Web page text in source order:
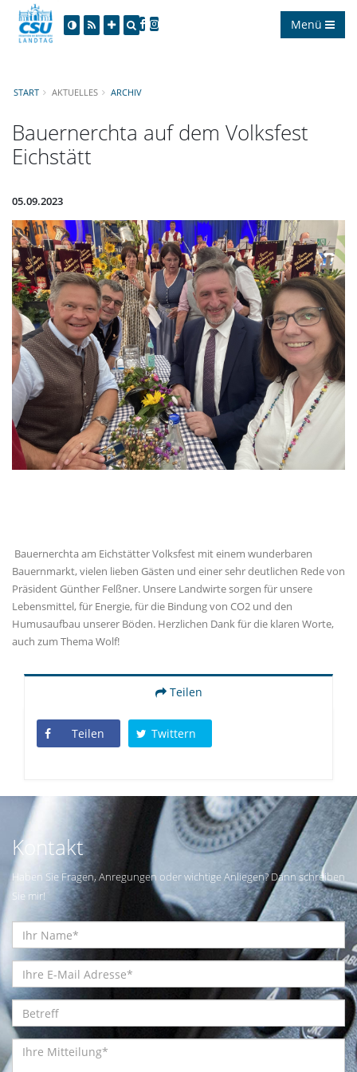
Menü
START AKTUELLES ARCHIV
Bauernerchta auf dem Volksfest
Eichstätt
05.09.2023
Bauernerchta am Eichstätter Volksfest mit einem wunderbaren
Bauernmarkt, vielen lieben Gästen und einer sehr deutlichen Rede von
Präsident Günther Felßner. Unsere Landwirte sorgen für unsere
Lebensmittel, für Energie, für die Bindung von CO2 und den
Humusaufbau unserer Böden. Herzlichen Dank für die klaren Worte,
auch zum Thema Wolf!
Teilen
Teilen Twittern
Kontakt
Haben Sie Fragen, Anregungen oder wichtige Anliegen? Dann schreiben
Sie mir!